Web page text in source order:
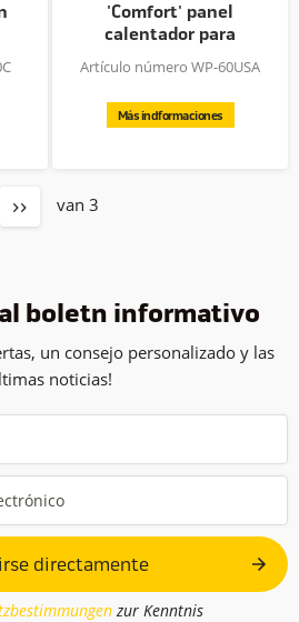
'Comfort' panel
calentador para
pollitos,...
Artículo número WP-60USA
Más indformaciones
van 3
boletín informativo
un consejo personalizado y las
noticias!
directamente
zur Kenntnis